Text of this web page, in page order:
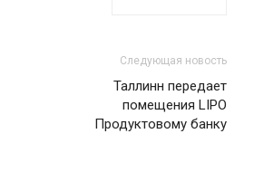
Следующая новость
Таллинн передает
помещения LIPO
Продуктовому банку